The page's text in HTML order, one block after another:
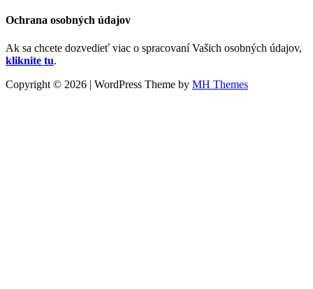
Ochrana osobných údajov
Ak sa chcete dozvedieť viac o spracovaní Vašich osobných údajov,
kliknite tu.
Copyright © 2026 | WordPress Theme by MH Themes